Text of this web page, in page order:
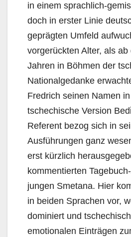
in einem sprachlich-
doch in erster Linie
geprägten Umfeld
vorgerückten Alter, als
Jahren in Böhmen der
Nationalgedanke
Fredrich seinen Namen
tschechische Version
Referent bezog sich in
Ausführungen ganz
erst kürzlich
kommentierten
jungen Smetana. Hier
in beiden Sprachen vor,
dominiert und
emotionalen Einträgen